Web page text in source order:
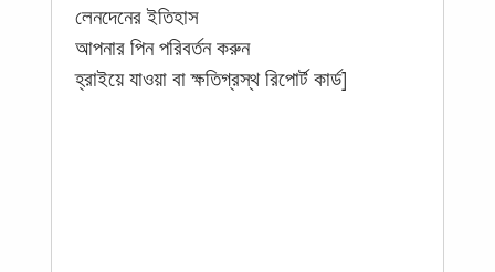
লেনদেনের ইতিহাস
আপনার পিন পরিবর্তন করুন
হ্রাইয়ে যাওয়া বা ক্ষতিগ্রস্থ রিপোর্ট কার্ড]